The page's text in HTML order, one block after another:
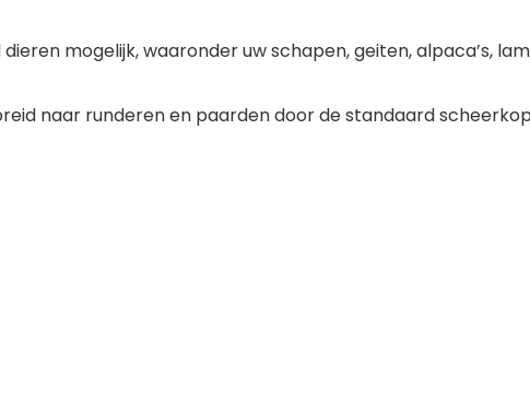
mogelijk, waaronder uw schapen, geiten, alpaca’s,
naar runderen en paarden door de standaard